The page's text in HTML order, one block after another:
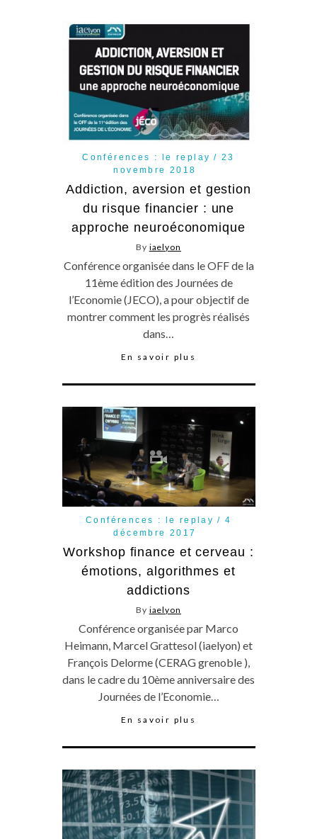
Conférences : le replay
23
novembre 2018
Addiction, aversion et gestion
du risque financier : une
approche neuroéconomique
By iaelyon
Conférence organisée dans le OFF de la
11ème édition des Journées de
l’Economie (JECO), a pour objectif de
montrer comment les progrès réalisés
dans…
En savoir plus
Conférences : le replay
4
décembre 2017
Workshop finance et cerveau :
émotions, algorithmes et
addictions
By iaelyon
Conférence organisée par Marco
Heimann, Marcel Grattesol (iaelyon) et
François Delorme (CERAG grenoble ),
dans le cadre du 10ème anniversaire des
Journées de l’Economie…
En savoir plus